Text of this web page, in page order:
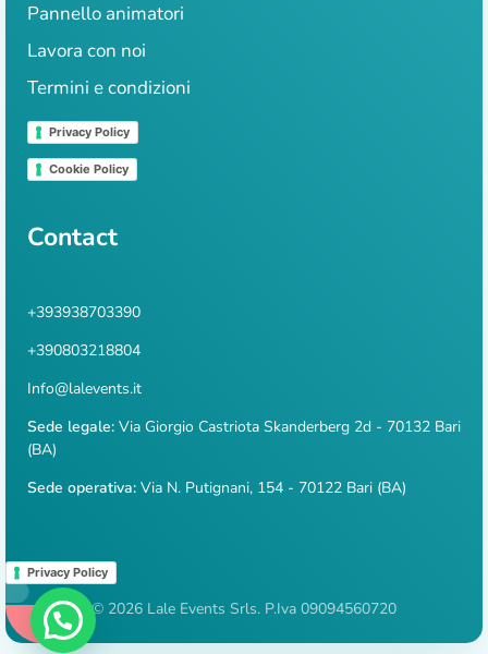
Pannello animatori
Lavora con noi
Termini e condizioni
Privacy Policy
Cookie Policy
Contact
+393938703390
+390803218804
Info@lalevents.it
Sede legale: Via Giorgio Castriota Skanderberg 2d - 70132 Bari
(BA)
Sede operativa: Via N. Putignani, 154 - 70122 Bari (BA)
Privacy Policy
© 2026 Lale Events Srls. P.Iva 09094560720